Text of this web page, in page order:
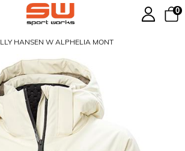
0
HANSEN W ALPHELIA MONT